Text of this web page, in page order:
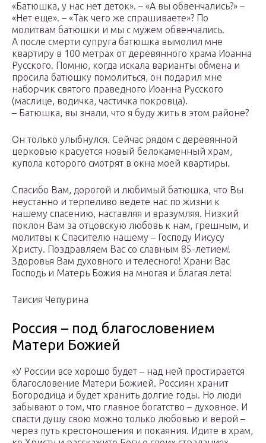
«Батюшка, у нас нет деток». – «А вы обвенчались?» –
«Нет еще». – «Так чего же спрашиваете»? По
молитвам батюшки и мы с мужем обвенчались.
А после смерти супруга батюшка вымолил мне
квартиру в 100 метрах от деревянного храма Иоанна
Русского. Помню, когда искала варианты обмена и
просила батюшку помолиться, он подарил мне
наборчик святого праведного Иоанна Русского
(маслице, водичка, частичка покровца).
– Батюшка, вы знали, что я буду жить в этом районе?
Он только улыбнулся. Сейчас рядом с деревянной
церковью красуется новый белокаменный храм,
купола которого смотрят в окна моей квартиры.
Спасибо Вам, дорогой и любимый батюшка, что Вы
неустанно и терпеливо ведете нас по жизни к
нашему спасению, наставляя и вразумляя. Низкий
поклон Вам за отцовскую любовь к нам, грешным, и
молитвы к Спасителю нашему – Господу Иисусу
Христу. Поздравляем Вас со славным 85-летием!
Здоровья Вам духовного и телесного! Храни Вас
Господь и Матерь Божия на многая и благая лета!
Таисия Чепурина
Россия – под благословением
Матери Божией
«У России все хорошо будет – над ней простирается
благословение Матери Божией. Россиян хранит
Богородица и будет хранить долгие годы. Но люди
забывают о том, что главное богатство – духовное. И
спасти душу свою можно только любовью и верой –
через путь крестоношения и покаяния. Идите в храм,